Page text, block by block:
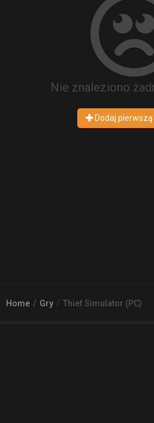
Nie znaleziono
Dodaj pierwszą
Home Gry Thief Simulator (PC)